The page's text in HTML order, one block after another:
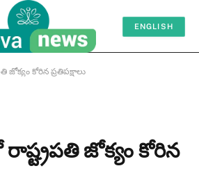
ENGLISH
కోరిన ప్రతిపక్షాలు
జోక్యం కోరిన